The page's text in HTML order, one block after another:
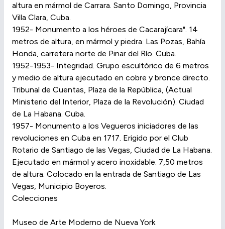
altura en mármol de Carrara. Santo Domingo, Provincia
Villa Clara, Cuba.
1952- Monumento a los héroes de Cacarajícara". 14
metros de altura, en mármol y piedra. Las Pozas, Bahía
Honda, carretera norte de Pinar del Río. Cuba.
1952-1953- Integridad. Grupo escultórico de 6 metros
y medio de altura ejecutado en cobre y bronce directo.
Tribunal de Cuentas, Plaza de la República, (Actual
Ministerio del Interior, Plaza de la Revolución). Ciudad
de La Habana. Cuba.
1957- Monumento a los Vegueros iniciadores de las
revoluciones en Cuba en 1717. Erigido por el Club
Rotario de Santiago de las Vegas, Ciudad de La Habana.
Ejecutado en mármol y acero inoxidable. 7,50 metros
de altura. Colocado en la entrada de Santiago de Las
Vegas, Municipio Boyeros.
Colecciones
Museo de Arte Moderno de Nueva York